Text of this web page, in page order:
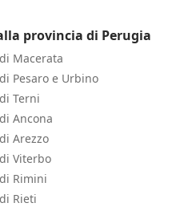
provincia di Perugia
Macerata
Pesaro e Urbino
Terni
Ancona
Arezzo
Viterbo
Rimini
Rieti